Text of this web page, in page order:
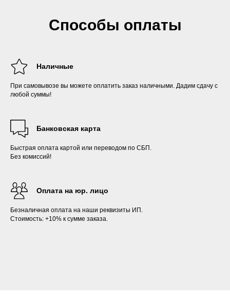
Способы оплаты
Наличные
При самовывозе вы можете оплатить заказ наличными. Дадим сдачу с
любой суммы!
Банковская карта
Быстрая оплата картой или переводом по СБП.
Без комиссий!
Оплата на юр. лицо
Безналичная оплата на наши реквизиты ИП.
Стоимость: +10% к сумме заказа.